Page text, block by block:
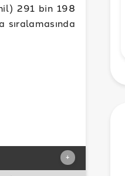
291 bin 198
+